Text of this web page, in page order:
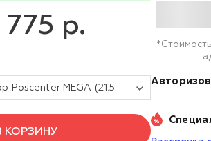
775 р.
Сенсорный монитор Poscenter MEGA (21.5", P-CAP /16:9 /1920*1080 /HDMI, VGA, USB, Audio out, 3м кабели) СТЕНД
КОРЗИНУ